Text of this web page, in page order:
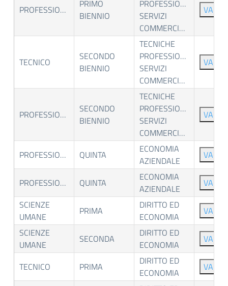
PROFESSIONALE
PRIMO
BIENNIO
PROFESSIONALI
SERVIZI
COMMERCIALI
VAI
TECNICO
SECONDO
BIENNIO
TECNICHE
PROFESSIONALI
SERVIZI
COMMERCIALI
VAI
PROFESSIONALE
SECONDO
BIENNIO
TECNICHE
PROFESSIONALI
SERVIZI
COMMERCIALI
VAI
PROFESSIONALE QUINTA
ECONOMIA
AZIENDALE
VAI
PROFESSIONALE QUINTA
ECONOMIA
AZIENDALE
VAI
SCIENZE
UMANE
PRIMA
DIRITTO ED
ECONOMIA
VAI
SCIENZE
UMANE
SECONDA
DIRITTO ED
ECONOMIA
VAI
TECNICO PRIMA
DIRITTO ED
ECONOMIA
VAI